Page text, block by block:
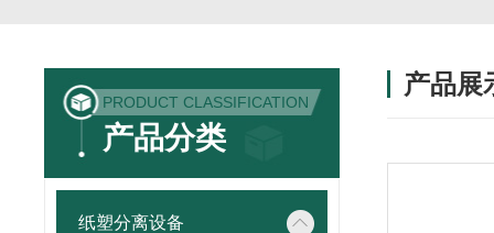
PRODUCT CLASSIFICATION
产品分类
纸塑分离设备
产品展